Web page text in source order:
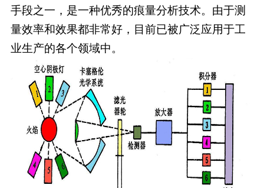
手段之一，是一种优秀的痕量分析技术。由于测
量效率和效果都非常好，目前已被广泛应用于工
业生产的各个领域中。